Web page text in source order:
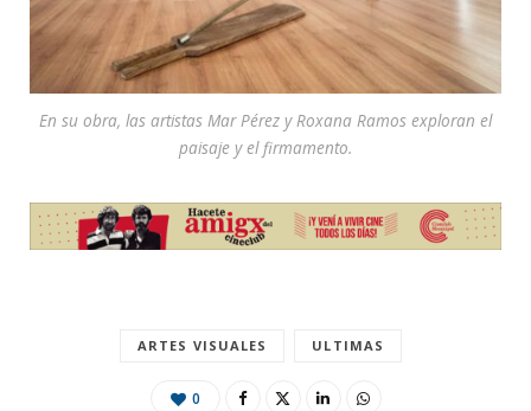
En su obra, las artistas Mar Pérez y Roxana Ramos exploran el
paisaje y el firmamento.
ARTES VISUALES ULTIMAS
0